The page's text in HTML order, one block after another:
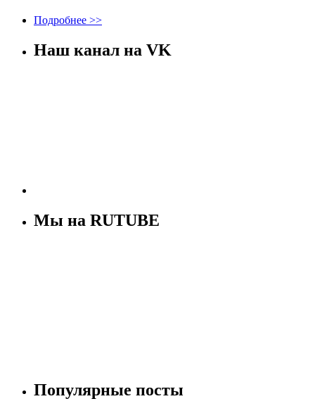
Подробнее >>
Наш канал на VK
Мы на RUTUBE
Популярные посты